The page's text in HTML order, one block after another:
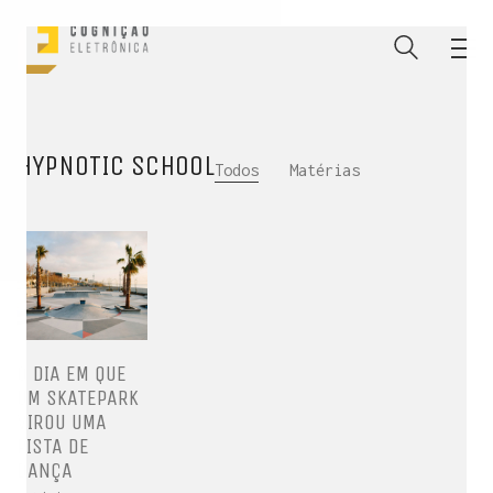
HYPNOTIC SCHOOLTodos Matérias
O DIA EM QUE
UM SKATEPARK
VIROU UMA
PISTA DE
DANÇA
ENTRE PARA O NOSSO
E receba códigos promocionais para festas, free